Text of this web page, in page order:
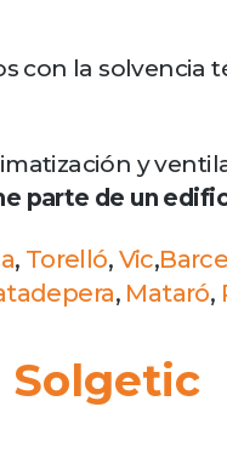
con la solvencia
y
parte de un
, Torelló, Vic,
, Mataró,
Solgetic